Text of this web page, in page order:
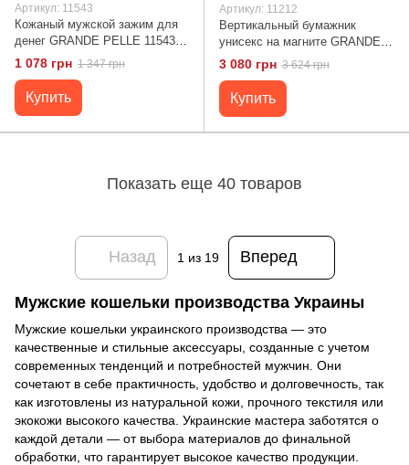
Артикул: 11543
Кожаный мужской зажим для
денег GRANDE PELLE 11543
Коричневый
1 078 грн 1 347 грн
Купить
Артикул: 11212
Вертикальный бумажник
унисекс на магните GRANDE
PELLE 11212 Черный
3 080 грн 3 624 грн
Купить
Показать еще 40 товаров
Назад 1 из 19 Вперед
Мужские кошельки производства Украины
Мужские кошельки украинского производства — это
качественные и стильные аксессуары, созданные с учетом
современных тенденций и потребностей мужчин. Они
сочетают в себе практичность, удобство и долговечность, так
как изготовлены из натуральной кожи, прочного текстиля или
экокожи высокого качества. Украинские мастера заботятся о
каждой детали — от выбора материалов до финальной
обработки, что гарантирует высокое качество продукции.